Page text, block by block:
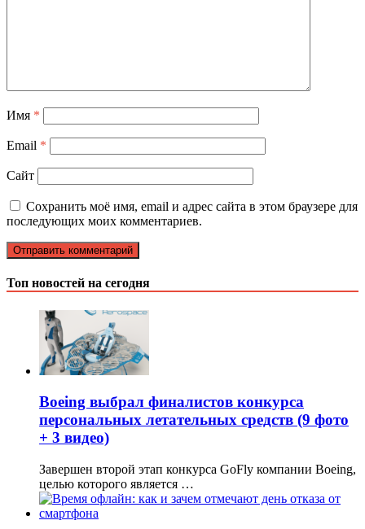
Имя *
Email *
Сайт
Сохранить моё имя, email и адрес сайта в этом браузере для
последующих моих комментариев.
Топ новостей на сегодня
Boeing выбрал финалистов конкурса
персональных летательных средств (9 фото
+ 3 видео)
Завершен второй этап конкурса GoFly компании Boeing,
целью которого является …